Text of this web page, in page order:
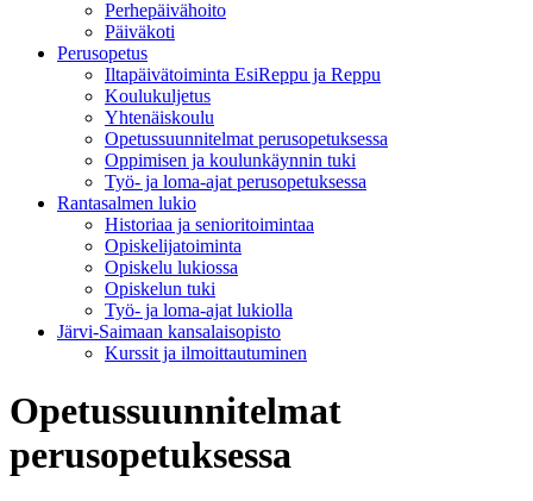
Perhepäivähoito
Päiväkoti
Perusopetus
Iltapäivätoiminta EsiReppu ja Reppu
Koulukuljetus
Yhtenäiskoulu
Opetussuunnitelmat perusopetuksessa
Oppimisen ja koulunkäynnin tuki
Työ- ja loma-ajat perusopetuksessa
Rantasalmen lukio
Historiaa ja senioritoimintaa
Opiskelijatoiminta
Opiskelu lukiossa
Opiskelun tuki
Työ- ja loma-ajat lukiolla
Järvi-Saimaan kansalaisopisto
Kurssit ja ilmoittautuminen
Opetussuunnitelmat
perusopetuksessa